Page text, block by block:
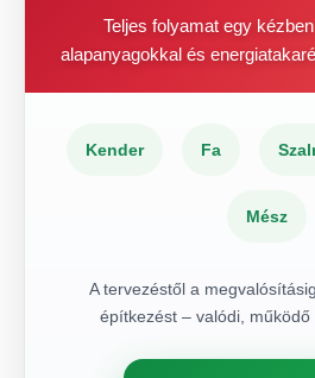
Teljes folyamat egy
alapanyagokkal és
Kender Fa
Mész
A tervezéstől a
építkezést – valódi, működő